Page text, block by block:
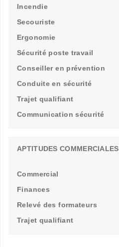
Incendie
Secouriste
Ergonomie
Sécurité poste travail
Conseiller en prévention
Conduite en sécurité
Trajet qualifiant
Communication sécurité
APTITUDES COMMERCIALES
Commercial
Finances
Relevé des formateurs
Trajet qualifiant